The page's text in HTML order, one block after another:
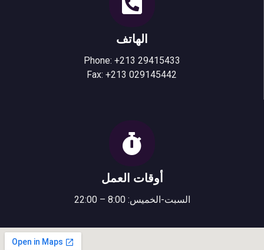
الهاتف
Phone: +213 29415433
Fax: +213 029145442
أوقات العمل
السبت-الخميس: 8:00 – 22:00